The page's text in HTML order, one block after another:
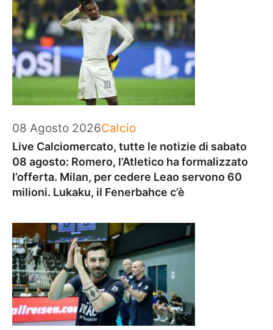
08 Agosto 2026Categorie
Calcio
Live Calciomercato, tutte le notizie di sabato
08 agosto: Romero, l’Atletico ha formalizzato
l’offerta. Milan, per cedere Leao servono 60
milioni. Lukaku, il Fenerbahce c’è